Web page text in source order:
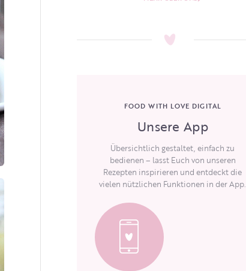
FOOD WITH LOVE DIGITAL
Unsere App
Übersichtlich gestaltet, einfach zu
bedienen – lasst Euch von unseren
Rezepten inspirieren und entdeckt die
vielen nützlichen Funktionen in der App.